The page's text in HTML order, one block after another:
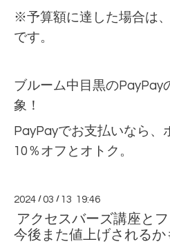
※予算額に達した場合は
です。
ブルーム中目黒のPayPay
象！
PayPayでお支払いなら、
10％オフとオトク。
2024 /03 / 13 19:46
アクセスバーズ講座と
今後また値上げされるか